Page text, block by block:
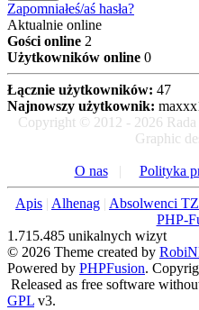
Zapomniałeś/aś hasła?
Aktualnie online
Gości online 2
Użytkowników online 0
Łącznie użytkowników: 47
Najnowszy użytkownik:
Copyright © 2012 - 2026
Graphic
O nas| Polityka
Apis | Alhenag | Absolwenci
PHP-
1.715.485 unikalnych wizyt
© 2026 Theme created by
Powered by PHPFusion.
Released as free software
GPL v3.